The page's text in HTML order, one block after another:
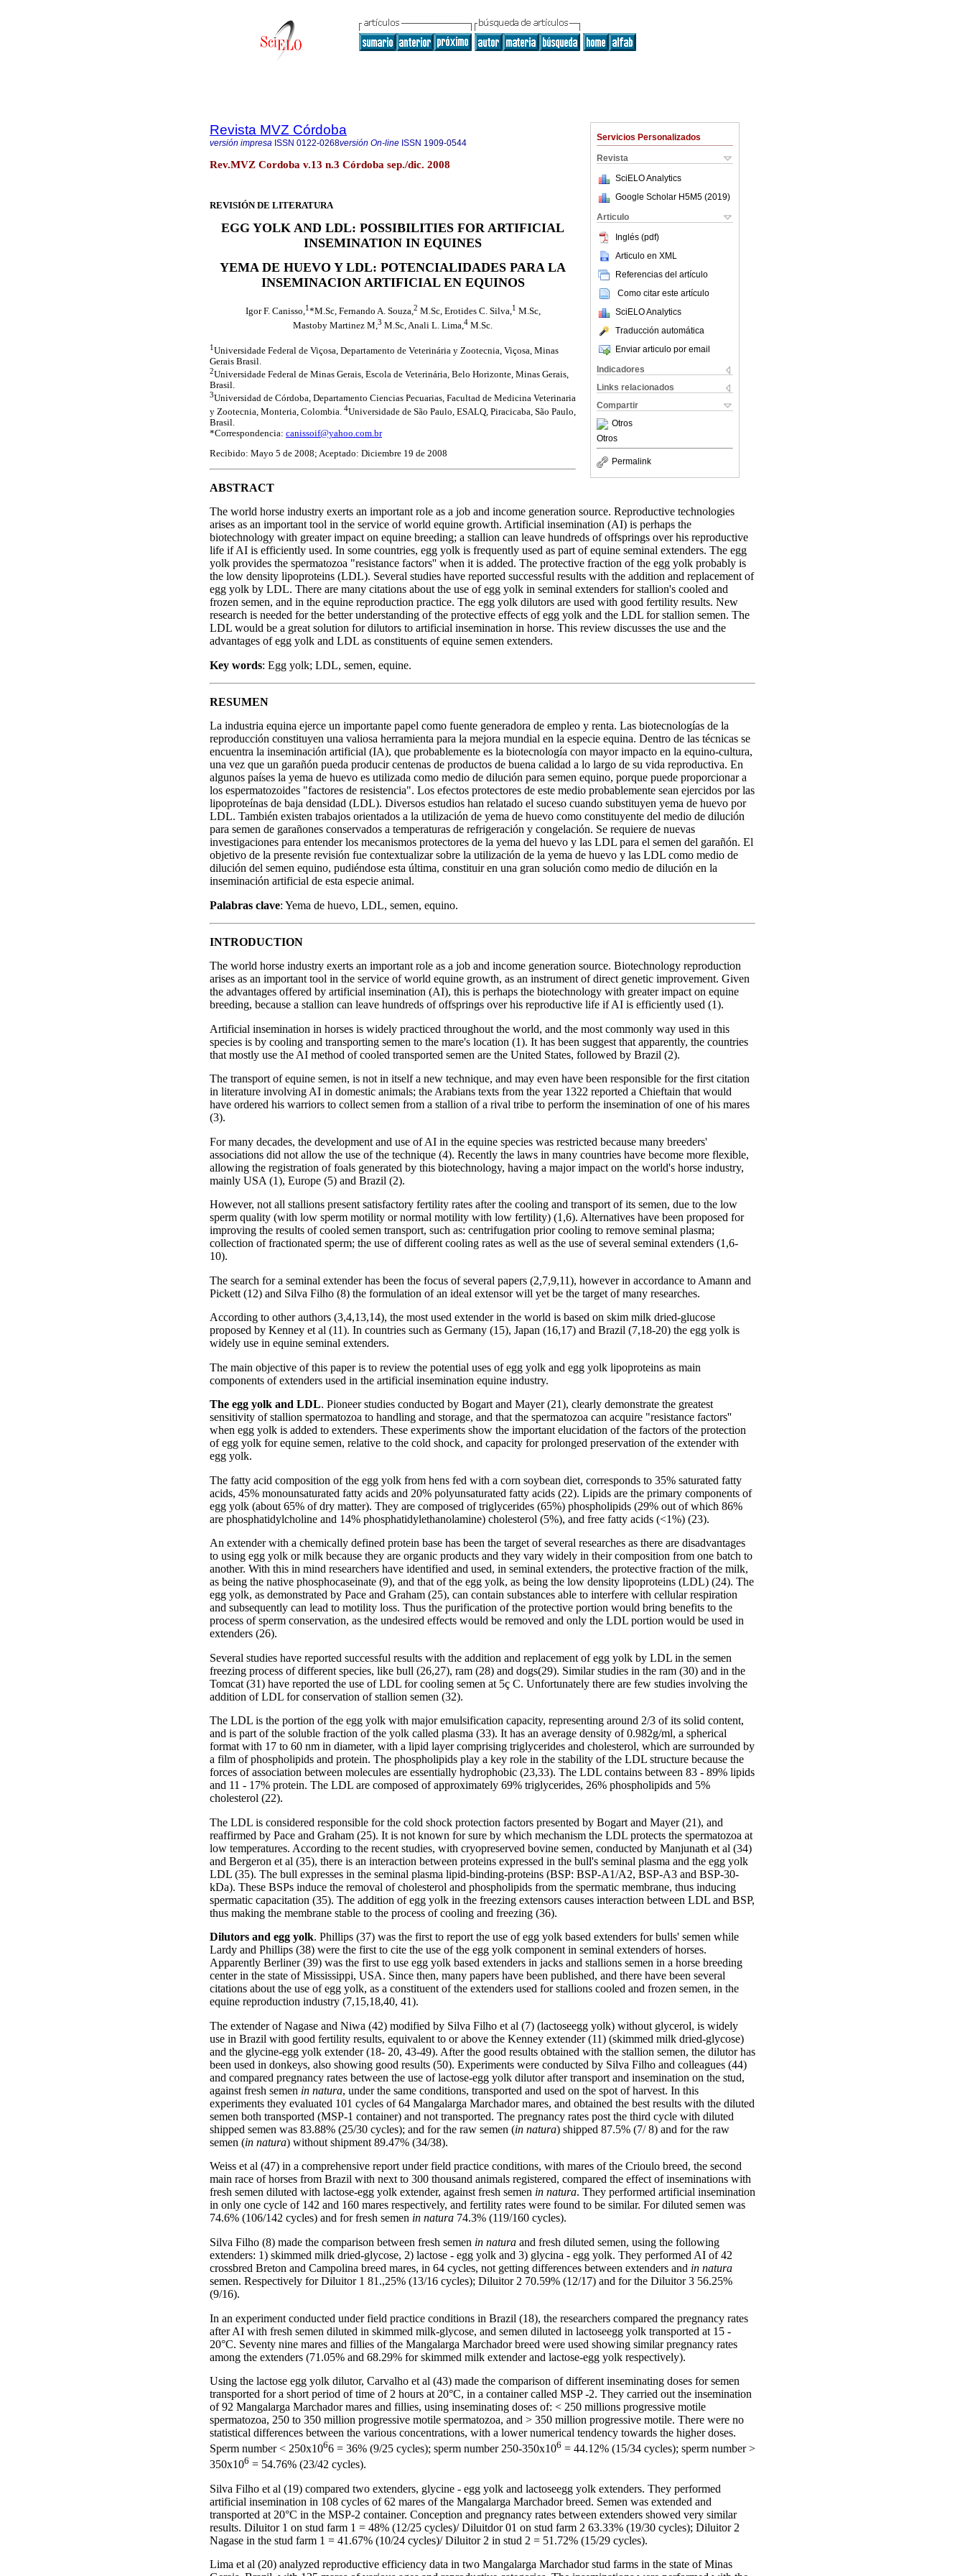
Servicios Personalizados
Revista
SciELO Analytics
Google Scholar H5M5 (2019)
Articulo
Inglés (pdf)
Articulo en XML
Referencias del artículo
Como citar este artículo
SciELO Analytics
Traducción automática
Enviar articulo por email
Indicadores
Links relacionados
Compartir
Otros
Otros
Permalink
Revista MVZ Córdoba
versión impresa ISSN 0122-0268versión On-line ISSN 1909-0544
Rev.MVZ Cordoba v.13 n.3 Córdoba sep./dic. 2008
REVISIÓN DE LITERATURA
EGG YOLK AND LDL: POSSIBILITIES FOR ARTIFICIAL
INSEMINATION IN EQUINES
YEMA DE HUEVO Y LDL: POTENCIALIDADES PARA LA
INSEMINACION ARTIFICIAL EN EQUINOS
Igor F. Canisso,1*M.Sc, Fernando A. Souza,2 M.Sc, Erotides C. Silva,1 M.Sc,
Mastoby Martinez M, 3 M.Sc, Anali L. Lima, 4 M.Sc.
1 Universidade Federal de Viçosa, Departamento de Veterinária y Zootecnia, Viçosa, Minas
Gerais Brasil.
2Universidade Federal de Minas Gerais, Escola de Veterinária, Belo Horizonte, Minas Gerais,
Brasil.
3Universidad de Córdoba, Departamento Ciencias Pecuarias, Facultad de Medicina Veterinaria
y Zootecnia, Monteria, Colombia. 4Universidade de São Paulo, ESALQ, Piracicaba, São Paulo,
Brasil.
*Correspondencia: canissoif@yahoo.com.br
Recibido: Mayo 5 de 2008; Aceptado: Diciembre 19 de 2008
ABSTRACT
The world horse industry exerts an important role as a job and income generation source. Reproductive technologies
arises as an important tool in the service of world equine growth. Artificial insemination (AI) is perhaps the
biotechnology with greater impact on equine breeding; a stallion can leave hundreds of offsprings over his reproductive
life if AI is efficiently used. In some countries, egg yolk is frequently used as part of equine seminal extenders. The egg
yolk provides the spermatozoa "resistance factors'' when it is added. The protective fraction of the egg yolk probably is
the low density lipoproteins (LDL). Several studies have reported successful results with the addition and replacement of
egg yolk by LDL. There are many citations about the use of egg yolk in seminal extenders for stallion's cooled and
frozen semen, and in the equine reproduction practice. The egg yolk dilutors are used with good fertility results. New
research is needed for the better understanding of the protective effects of egg yolk and the LDL for stallion semen. The
LDL would be a great solution for dilutors to artificial insemination in horse. This review discusses the use and the
advantages of egg yolk and LDL as constituents of equine semen extenders.
Key words: Egg yolk; LDL, semen, equine.
RESUMEN
La industria equina ejerce un importante papel como fuente generadora de empleo y renta. Las biotecnologías de la
reproducción constituyen una valiosa herramienta para la mejora mundial en la especie equina. Dentro de las técnicas se
encuentra la inseminación artificial (IA), que probablemente es la biotecnología con mayor impacto en la equino-cultura,
una vez que un garañón pueda producir centenas de productos de buena calidad a lo largo de su vida reproductiva. En
algunos países la yema de huevo es utilizada como medio de dilución para semen equino, porque puede proporcionar a
los espermatozoides "factores de resistencia". Los efectos protectores de este medio probablemente sean ejercidos por las
lipoproteínas de baja densidad (LDL). Diversos estudios han relatado el suceso cuando substituyen yema de huevo por
LDL. También existen trabajos orientados a la utilización de yema de huevo como constituyente del medio de dilución
para semen de garañones conservados a temperaturas de refrigeración y congelación. Se requiere de nuevas
investigaciones para entender los mecanismos protectores de la yema del huevo y las LDL para el semen del garañón. El
objetivo de la presente revisión fue contextualizar sobre la utilización de la yema de huevo y las LDL como medio de
dilución del semen equino, pudiéndose esta última, constituir en una gran solución como medio de dilución en la
inseminación artificial de esta especie animal.
Palabras clave: Yema de huevo, LDL, semen, equino.
INTRODUCTION
The world horse industry exerts an important role as a job and income generation source. Biotechnology reproduction
arises as an important tool in the service of world equine growth, as an instrument of direct genetic improvement. Given
the advantages offered by artificial insemination (AI), this is perhaps the biotechnology with greater impact on equine
breeding, because a stallion can leave hundreds of offsprings over his reproductive life if AI is efficiently used (1).
Artificial insemination in horses is widely practiced throughout the world, and the most commonly way used in this
species is by cooling and transporting semen to the mare's location (1). It has been suggest that apparently, the countries
that mostly use the AI method of cooled transported semen are the United States, followed by Brazil (2).
The transport of equine semen, is not in itself a new technique, and may even have been responsible for the first citation
in literature involving AI in domestic animals; the Arabians texts from the year 1322 reported a Chieftain that would
have ordered his warriors to collect semen from a stallion of a rival tribe to perform the insemination of one of his mares
(3).
For many decades, the development and use of AI in the equine species was restricted because many breeders'
associations did not allow the use of the technique (4). Recently the laws in many countries have become more flexible,
allowing the registration of foals generated by this biotechnology, having a major impact on the world's horse industry,
mainly USA (1), Europe (5) and Brazil (2).
However, not all stallions present satisfactory fertility rates after the cooling and transport of its semen, due to the low
sperm quality (with low sperm motility or normal motility with low fertility) (1,6). Alternatives have been proposed for
improving the results of cooled semen transport, such as: centrifugation prior cooling to remove seminal plasma;
collection of fractionated sperm; the use of different cooling rates as well as the use of several seminal extenders (1,6-
10).
The search for a seminal extender has been the focus of several papers (2,7,9,11), however in accordance to Amann and
Pickett (12) and Silva Filho (8) the formulation of an ideal extensor will yet be the target of many researches.
According to other authors (3,4,13,14), the most used extender in the world is based on skim milk dried-glucose
proposed by Kenney et al (11). In countries such as Germany (15), Japan (16,17) and Brazil (7,18-20) the egg yolk is
widely use in equine seminal extenders.
The main objective of this paper is to review the potential uses of egg yolk and egg yolk lipoproteins as main
components of extenders used in the artificial insemination equine industry.
The egg yolk and LDL. Pioneer studies conducted by Bogart and Mayer (21), clearly demonstrate the greatest
sensitivity of stallion spermatozoa to handling and storage, and that the spermatozoa can acquire "resistance factors''
when egg yolk is added to extenders. These experiments show the important elucidation of the factors of the protection
of egg yolk for equine semen, relative to the cold shock, and capacity for prolonged preservation of the extender with
egg yolk.
The fatty acid composition of the egg yolk from hens fed with a corn soybean diet, corresponds to 35% saturated fatty
acids, 45% monounsaturated fatty acids and 20% polyunsaturated fatty acids (22). Lipids are the primary components of
egg yolk (about 65% of dry matter). They are composed of triglycerides (65%) phospholipids (29% out of which 86%
are phosphatidylcholine and 14% phosphatidylethanolamine) cholesterol (5%), and free fatty acids (<1%) (23).
An extender with a chemically defined protein base has been the target of several researches as there are disadvantages
to using egg yolk or milk because they are organic products and they vary widely in their composition from one batch to
another. With this in mind researchers have identified and used, in seminal extenders, the protective fraction of the milk,
as being the native phosphocaseinate (9), and that of the egg yolk, as being the low density lipoproteins (LDL) (24). The
egg yolk, as demonstrated by Pace and Graham (25), can contain substances able to interfere with cellular respiration
and subsequently can lead to motility loss. Thus the purification of the protective portion would bring benefits to the
process of sperm conservation, as the undesired effects would be removed and only the LDL portion would be used in
extenders (26).
Several studies have reported successful results with the addition and replacement of egg yolk by LDL in the semen
freezing process of different species, like bull (26,27), ram (28) and dogs(29). Similar studies in the ram (30) and in the
Tomcat (31) have reported the use of LDL for cooling semen at 5ç C. Unfortunately there are few studies involving the
addition of LDL for conservation of stallion semen (32).
The LDL is the portion of the egg yolk with major emulsification capacity, representing around 2/3 of its solid content,
and is part of the soluble fraction of the yolk called plasma (33). It has an average density of 0.982g/ml, a spherical
format with 17 to 60 nm in diameter, with a lipid layer comprising triglycerides and cholesterol, which are surrounded by
a film of phospholipids and protein. The phospholipids play a key role in the stability of the LDL structure because the
forces of association between molecules are essentially hydrophobic (23,33). The LDL contains between 83 - 89% lipids
and 11 - 17% protein. The LDL are composed of approximately 69% triglycerides, 26% phospholipids and 5%
cholesterol (22).
The LDL is considered responsible for the cold shock protection factors presented by Bogart and Mayer (21), and
reaffirmed by Pace and Graham (25). It is not known for sure by which mechanism the LDL protects the spermatozoa at
low temperatures. According to the recent studies, with cryopreserved bovine semen, conducted by Manjunath et al (34)
and Bergeron et al (35), there is an interaction between proteins expressed in the bull's seminal plasma and the egg yolk
LDL (35). The bull expresses in the seminal plasma lipid-binding-proteins (BSP: BSP-A1/A2, BSP-A3 and BSP-30-
kDa). These BSPs induce the removal of cholesterol and phospholipids from the spermatic membrane, thus inducing
spermatic capacitation (35). The addition of egg yolk in the freezing extensors causes interaction between LDL and BSP,
thus making the membrane stable to the process of cooling and freezing (36).
Dilutors and egg yolk. Phillips (37) was the first to report the use of egg yolk based extenders for bulls' semen while
Lardy and Phillips (38) were the first to cite the use of the egg yolk component in seminal extenders of horses.
Apparently Berliner (39) was the first to use egg yolk based extenders in jacks and stallions semen in a horse breeding
center in the state of Mississippi, USA. Since then, many papers have been published, and there have been several
citations about the use of egg yolk, as a constituent of the extenders used for stallions cooled and frozen semen, in the
equine reproduction industry (7,15,18,40, 41).
The extender of Nagase and Niwa (42) modified by Silva Filho et al (7) (lactoseegg yolk) without glycerol, is widely
use in Brazil with good fertility results, equivalent to or above the Kenney extender (11) (skimmed milk dried-glycose)
and the glycine-egg yolk extender (18- 20, 43-49). After the good results obtained with the stallion semen, the dilutor has
been used in donkeys, also showing good results (50). Experiments were conducted by Silva Filho and colleagues (44)
and compared pregnancy rates between the use of lactose-egg yolk dilutor after transport and insemination on the stud,
against fresh semen in natura, under the same conditions, transported and used on the spot of harvest. In this
experiments they evaluated 101 cycles of 64 Mangalarga Marchador mares, and obtained the best results with the diluted
semen both transported (MSP-1 container) and not transported. The pregnancy rates post the third cycle with diluted
shipped semen was 83.88% (25/30 cycles); and for the raw semen (in natura) shipped 87.5% (7/ 8) and for the raw
semen (in natura) without shipment 89.47% (34/38).
Weiss et al (47) in a comprehensive report under field practice conditions, with mares of the Crioulo breed, the second
main race of horses from Brazil with next to 300 thousand animals registered, compared the effect of inseminations with
fresh semen diluted with lactose-egg yolk extender, against fresh semen in natura. They performed artificial insemination
in only one cycle of 142 and 160 mares respectively, and fertility rates were found to be similar. For diluted semen was
74.6% (106/142 cycles) and for fresh semen in natura 74.3% (119/160 cycles).
Silva Filho (8) made the comparison between fresh semen in natura and fresh diluted semen, using the following
extenders: 1) skimmed milk dried-glycose, 2) lactose - egg yolk and 3) glycina - egg yolk. They performed AI of 42
crossbred Breton and Campolina breed mares, in 64 cycles, not getting differences between extenders and in natura
semen. Respectively for Diluitor 1 81.,25% (13/16 cycles); Diluitor 2 70.59% (12/17) and for the Diluitor 3 56.25%
(9/16).
In an experiment conducted under field practice conditions in Brazil (18), the researchers compared the pregnancy rates
after AI with fresh semen diluted in skimmed milk-glycose, and semen diluted in lactoseegg yolk transported at 15 -
20°C. Seventy nine mares and fillies of the Mangalarga Marchador breed were used showing similar pregnancy rates
among the extenders (71.05% and 68.29% for skimmed milk extender and lactose-egg yolk respectively).
Using the lactose egg yolk dilutor, Carvalho et al (43) made the comparison of different inseminating doses for semen
transported for a short period of time of 2 hours at 20°C, in a container called MSP -2. They carried out the insemination
of 92 Mangalarga Marchador mares and fillies, using inseminating doses of: < 250 millions progressive motile
spermatozoa, 250 to 350 million progressive motile spermatozoa, and > 350 million progressive motile. There were no
statistical differences between the various concentrations, with a lower numerical tendency towards the higher doses.
Sperm number < 250x1066 = 36% (9/25 cycles); sperm number 250-350x106 = 44.12% (15/34 cycles); sperm number >
350x106 = 54.76% (23/42 cycles).
Silva Filho et al (19) compared two extenders, glycine - egg yolk and lactoseegg yolk extenders. They performed
artificial insemination in 108 cycles of 62 mares of the Mangalarga Marchador breed. Semen was extended and
transported at 20°C in the MSP-2 container. Conception and pregnancy rates between extenders showed very similar
results. Diluitor 1 on stud farm 1 = 48% (12/25 cycles)/ Diluitdor 01 on stud farm 2 63.33% (19/30 cycles); Diluitor 2
Nagase in the stud farm 1 = 41.67% (10/24 cycles)/ Diluitor 2 in stud 2 = 51.72% (15/29 cycles).
Lima et al (20) analyzed reproductive efficiency data in two Mangalarga Marchador stud farms in the state of Minas